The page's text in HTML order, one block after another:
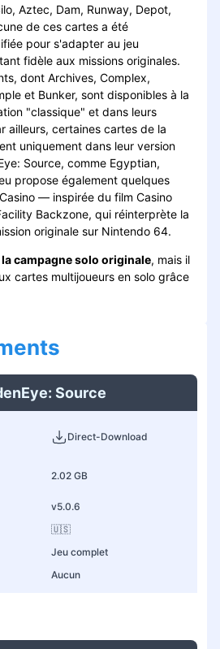
Aztec, Dam, Runway, Depot,
de ces cartes a été
pour s'adapter au jeu
fidèle aux missions originales.
dont Archives, Complex,
et Bunker, sont disponibles à la
"classique" et dans leurs
ailleurs, certaines cartes de la
uniquement dans leur version
Source, comme Egyptian,
propose également quelques
— inspirée du film Casino
Backzone, qui réinterprète la
originale sur Nintendo 64.
campagne solo originale, mais il
cartes multijoueurs en solo grâce
s
Source
Direct-Download
2.02 GB
v5.0.6
🇺🇸
Jeu complet
Aucun